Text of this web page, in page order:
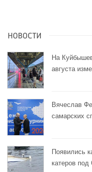
НОВОСТИ
На
августа
Вячеслав
самарских
Появились
катеров под